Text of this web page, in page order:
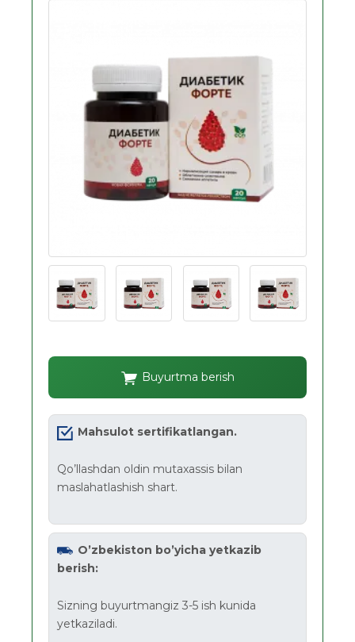
Buyurtma berish
Mahsulot sertifikatlangan.
Qo’llashdan oldin mutaxassis bilan
maslahatlashish shart.
O’zbekiston bo’yicha yetkazib
berish:
Sizning buyurtmangiz 3-5 ish kunida
yetkaziladi.